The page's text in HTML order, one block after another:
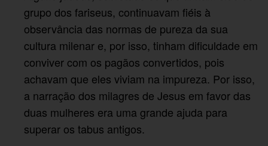
grupo dos fariseus, continuavam fiéis à
observância das normas de pureza da sua
cultura milenar e, por isso, tinham dificuldade em
conviver com os pagãos convertidos, pois
achavam que eles viviam na impureza. Por isso,
a narração dos milagres de Jesus em favor das
duas mulheres era uma grande ajuda para
superar os tabus antigos.